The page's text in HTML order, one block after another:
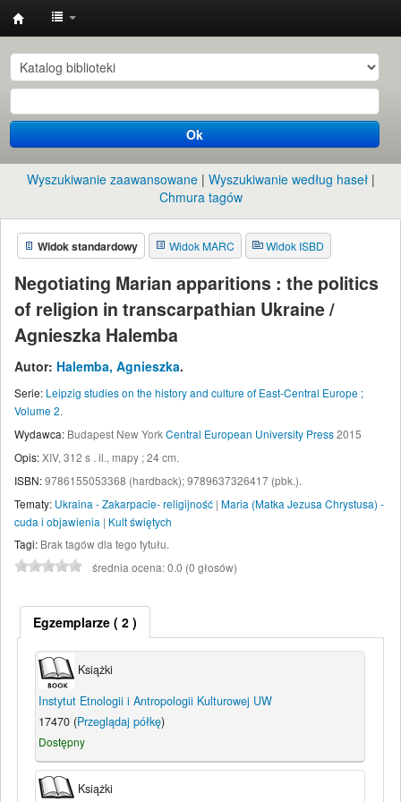
Instytut
Etnologii
i
Antropologii
Kulturowej
UW
Ok
Wyszukiwanie zaawansowane
Wyszukiwanie według haseł
Chmura tagów
Widok standardowy Widok MARC Widok ISBD
Negotiating Marian apparitions : the politics
of religion in transcarpathian Ukraine /
Agnieszka Halemba
Autor: Halemba, Agnieszka.
Serie: Leipzig studies on the history and culture of East-Central Europe ;
Volume 2.
Wydawca: Budapest New YorkCentral European University Press2015
Opis:XIV, 312 s . il., mapy ; 24 cm.
ISBN:9786155053368 (hardback);9789637326417 (pbk.).
Tematy: Ukraina - Zakarpacie- religijność | Maria (Matka Jezusa Chrystusa) -
cuda i objawienia | Kult świętych
Tagi: Brak tagów dla tego tytułu.
średnia ocena: 0.0 (0 głosów)
Egzemplarze( 2 )
Książki
Instytut Etnologii i Antropologii Kulturowej UW
17470 (Przeglądaj półkę)
Dostępny
Książki